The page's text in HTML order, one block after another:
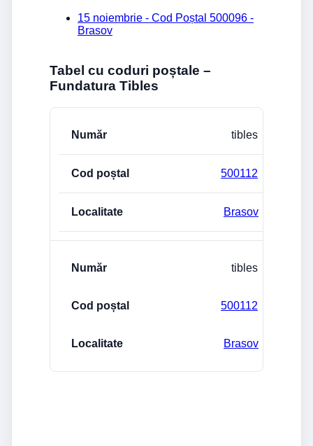
15 noiembrie - Cod Poștal 500096 -
Brasov
Tabel cu coduri poștale –
Fundatura Tibles
tibles
500112
Brasov
tibles
500112
Brasov